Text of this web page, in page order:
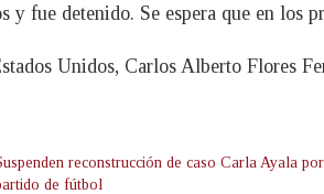
fue detenido. Se espera que en los
Unidos, Carlos Alberto Flores
reconstrucción de caso Carla Ayala por
de fútbol